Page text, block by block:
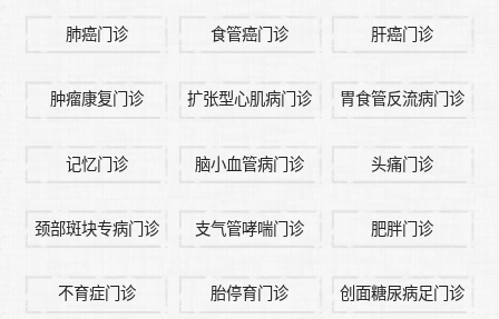
肺癌门诊 食管癌门诊 肝癌门诊
肿瘤康复门诊 扩张型心肌病门诊 胃食管反流病门诊
记忆门诊 脑小血管病门诊 头痛门诊
颈部斑块专病门诊 支气管哮喘门诊 肥胖门诊
不育症门诊 胎停育门诊 创面糖尿病足门诊